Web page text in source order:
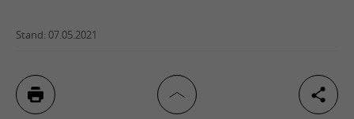
Stand: 07.05.2021